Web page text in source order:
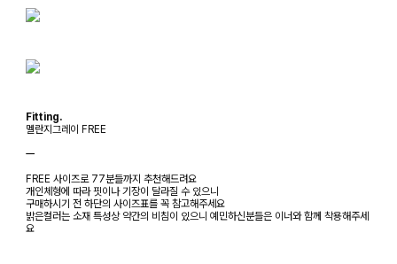
Fitting.
멜란지그레이 FREE
ㅡ
FREE 사이즈로 77분들까지 추천해드려요
개인체형에 따라 핏이나 기장이 달라질 수 있으니
구매하시기 전 하단의 사이즈표를 꼭 참고해주세요
밝은컬러는 소재 특성상 약간의 비침이 있으니 예민하신분들은 이너와 함께 착용해주세
요